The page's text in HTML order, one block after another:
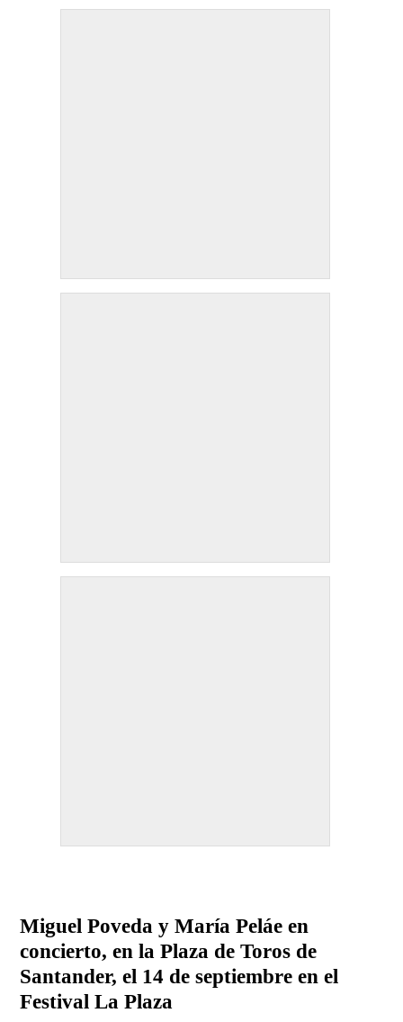
Miguel Poveda y María Peláe en
concierto, en la Plaza de Toros de
Santander, el 14 de septiembre en el
Festival La Plaza